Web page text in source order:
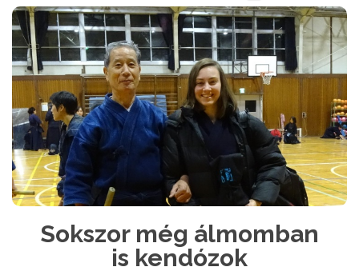
Sokszor még álmomban
is kendózok